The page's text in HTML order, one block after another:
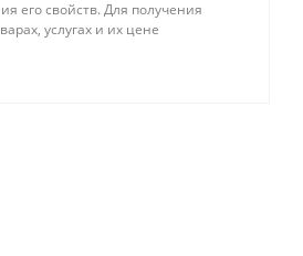
его свойств. Для получения
услугах и их цене